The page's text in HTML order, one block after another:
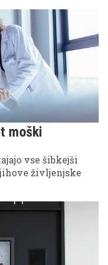
moški
vse šibkejši
življenjske